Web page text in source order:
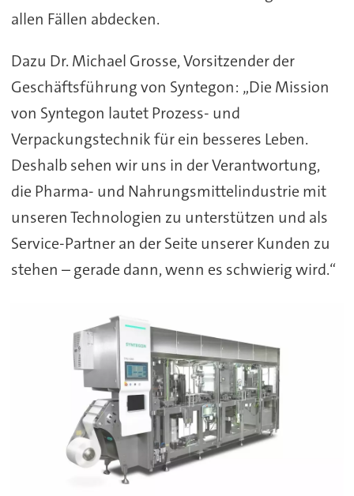
allen Fällen abdecken.
Dazu Dr. Michael Grosse, Vorsitzender der
Geschäftsführung von Syntegon: „Die Mission
von Syntegon lautet Prozess- und
Verpackungstechnik für ein besseres Leben.
Deshalb sehen wir uns in der Verantwortung,
die Pharma- und Nahrungsmittelindustrie mit
unseren Technologien zu unterstützen und als
Service-Partner an der Seite unserer Kunden zu
stehen – gerade dann, wenn es schwierig wird.“